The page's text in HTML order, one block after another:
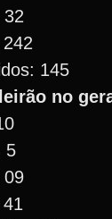
32
145
no
5
09